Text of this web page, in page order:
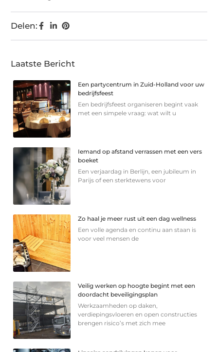
Delen:
Laatste Bericht
Een partycentrum in Zuid-Holland voor uw
bedrijfsfeest
Een bedrijfsfeest organiseren begint vaak
met een simpele vraag: wat wilt u
Iemand op afstand verrassen met een vers
boeket
Een verjaardag in Berlijn, een jubileum in
Parijs of een sterkte­wens voor
Zo haal je meer rust uit een dag wellness
Een volle agenda en continu aan staan is
voor veel mensen de
Veilig werken op hoogte begint met een
doordacht beveiligingsplan
Werkzaamheden op daken,
verdiepingsvloeren en open constructies
brengen risico’s met zich mee